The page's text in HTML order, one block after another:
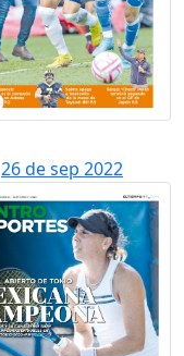
26 de sep 2022